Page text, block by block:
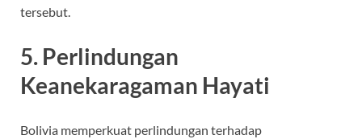
tersebut.
5. Perlindungan
Keanekaragaman Hayati
Bolivia memperkuat perlindungan terhadap